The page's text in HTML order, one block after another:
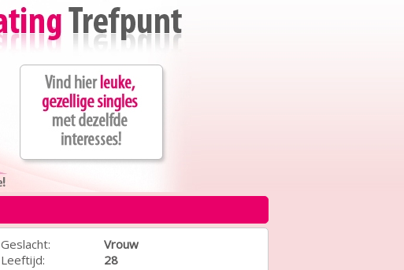
Geslacht:
Vrouw
Leeftijd:
28